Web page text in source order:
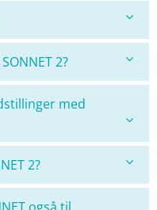
2?
med
2?